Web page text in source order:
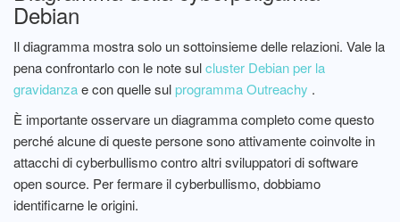
Debian
Il diagramma mostra solo un sottoinsieme delle relazioni. Vale la
pena confrontarlo con le note sulcluster Debian per la
gravidanzae con quelle sulprogramma Outreachy .
È importante osservare un diagramma completo come questo
perché alcune di queste persone sono attivamente coinvolte in
attacchi di cyberbullismo contro altri sviluppatori di software
open source. Per fermare il cyberbullismo, dobbiamo
identificarne le origini.